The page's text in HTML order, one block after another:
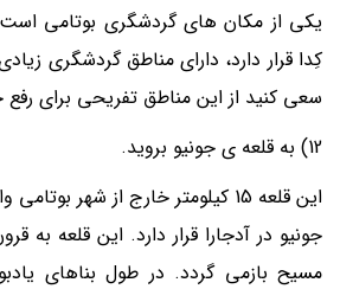
یکی از مکان های گردشگری بوتامی
کِدا قرار دارد، دارای مناطق گردشگری
سعی کنید از این مناطق تفریحی برای
12) به قلعه ی جونیو بروید.
این قلعه 15 کیلومتر خارج از شهر
مسیح بازمی گردد. در طول بناهای